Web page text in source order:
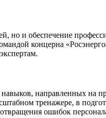
и обеспечение
концерна
направленных на
тренажере, в
ошибок